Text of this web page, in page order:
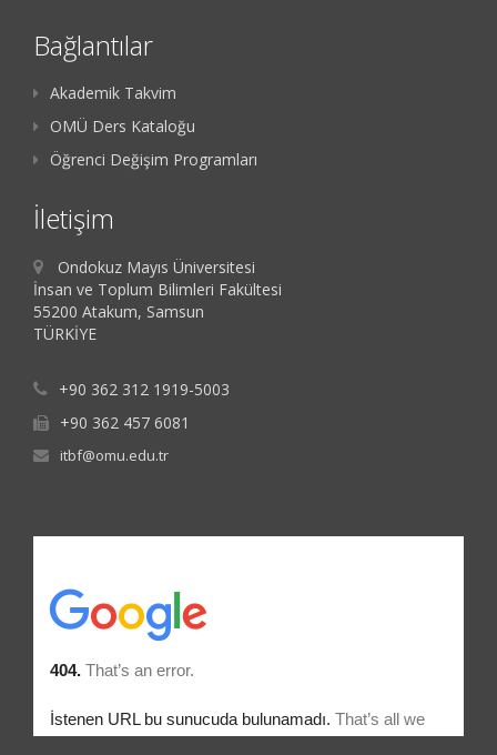
Bağlantılar
Akademik Takvim
OMÜ Ders Kataloğu
Öğrenci Değişim Programları
İletişim
Ondokuz Mayıs Üniversitesi
İnsan ve Toplum Bilimleri Fakültesi
55200 Atakum, Samsun
TÜRKİYE
+90 362 312 1919-5003
+90 362 457 6081
itbf@omu.edu.tr